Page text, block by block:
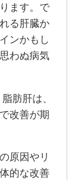
ます。で
る肝臓か
ンかもし
わぬ病気
肪肝は、
改善が期
原因やリ
的な改善